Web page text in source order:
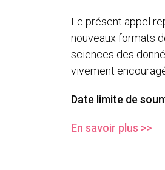
Le présent appel
nouveaux formats
sciences des
vivement
Date limite de
En savoir plus >>